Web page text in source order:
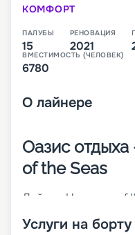
КОМФОРТ
ПАЛУБЫ
15
РЕНОВАЦИЯ
2021
ВМЕСТИМОСТЬ (ЧЕЛОВЕК)
6780
О лайнере
Оазис
of the Seas
Лайнер Harmony of
на воду в 2016 году.
Услуги на борту